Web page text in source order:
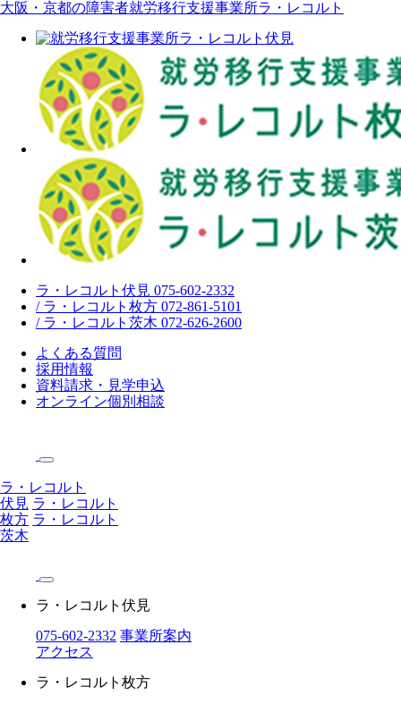
大阪・京都の障害者就労移行支援事業所ラ・レコルト
ラ・レコルト伏見 075-602-2332
/ ラ・レコルト枚方 072-861-5101
/ ラ・レコルト茨木 072-626-2600
よくある質問
採用情報
資料請求・見学申込
オンライン個別相談
ラ・レコルト
伏見 ラ・レコルト
枚方 ラ・レコルト
茨木
ラ・レコルト伏見
075-602-2332 事業所案内
アクセス
ラ・レコルト枚方